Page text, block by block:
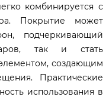
комбинируется с
Покрытие может
подчеркивающий
так и стать
создающим
Практические
использования в